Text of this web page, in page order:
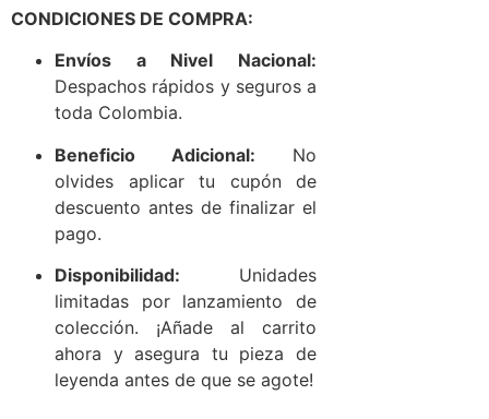
CONDICIONES DE COMPRA:
Envíos a Nivel Nacional:
Despachos rápidos y seguros a
toda Colombia.
Beneficio Adicional: No
olvides aplicar tu cupón de
descuento antes de finalizar el
pago.
Disponibilidad: Unidades
limitadas por lanzamiento de
colección. ¡Añade al carrito
ahora y asegura tu pieza de
leyenda antes de que se agote!